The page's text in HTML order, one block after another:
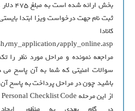
بخش
ثبت نام جهت درخواست ویزا ابتدا
کانادا
my_application/apply_online.asp
مراجعه نمونده و مراحل مورد نظر را
سوالات امنیتی که شما به آن پاسخ می
باشید چون در مراحل پرداخت به پاسخ